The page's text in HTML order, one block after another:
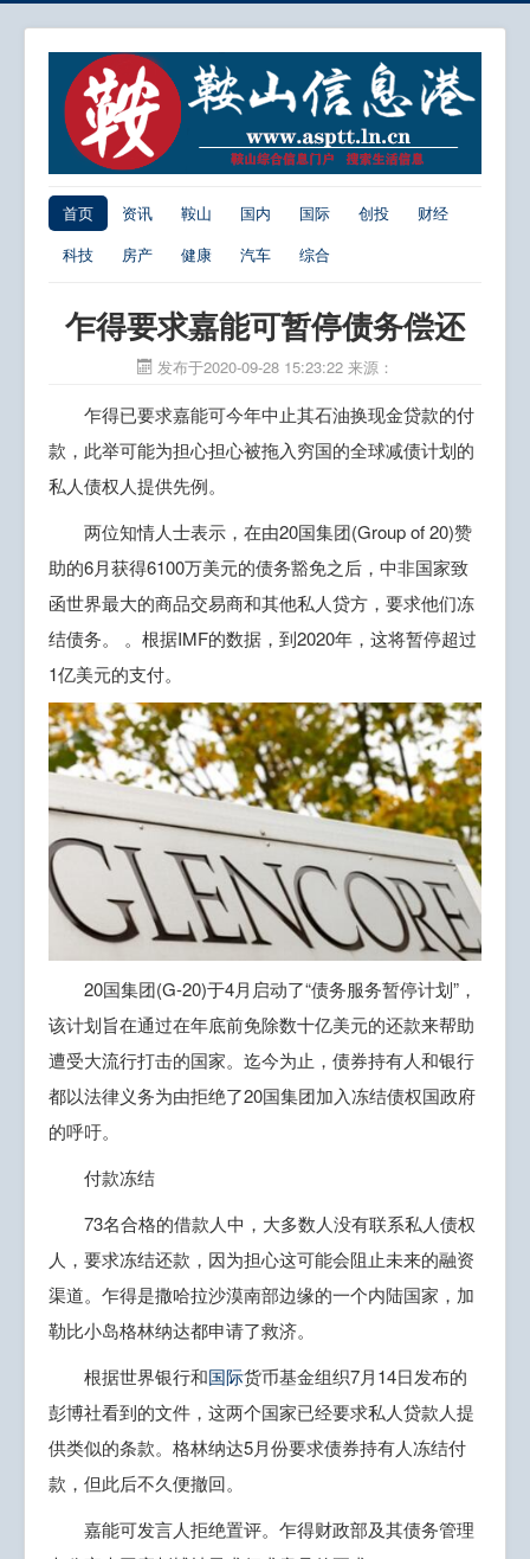
首页 资讯 鞍山 国内 国际 创投
财经
科技
房产 健康 汽车 综合
乍得要求嘉能可暂停债务偿还
发布于2020-09-28 15:23:22 来源：
乍得已要求嘉能可今年中止其石油换现金贷款的付
款，此举可能为担心担心被拖入穷国的全球减债计划的
私人债权人提供先例。
两位知情人士表示，在由20国集团(Group of 20)赞
助的6月获得6100万美元的债务豁免之后，中非国家致
函世界最大的商品交易商和其他私人贷方，要求他们冻
结债务。 。根据IMF的数据，到2020年，这将暂停超过
1亿美元的支付。
20国集团(G-20)于4月启动了“债务服务暂停计划”，
该计划旨在通过在年底前免除数十亿美元的还款来帮助
遭受大流行打击的国家。迄今为止，债券持有人和银行
都以法律义务为由拒绝了20国集团加入冻结债权国政府
的呼吁。
付款冻结
73名合格的借款人中，大多数人没有联系私人债权
人，要求冻结还款，因为担心这可能会阻止未来的融资
渠道。乍得是撒哈拉沙漠南部边缘的一个内陆国家，加
勒比小岛格林纳达都申请了救济。
根据世界银行和国际货币基金组织7月14日发布的
彭博社看到的文件，这两个国家已经要求私人贷款人提
供类似的条款。格林纳达5月份要求债券持有人冻结付
款，但此后不久便撤回。
嘉能可发言人拒绝置评。乍得财政部及其债务管理